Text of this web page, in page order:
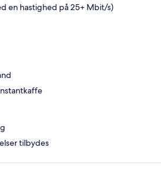
en hastighed på 25+ Mbit/s)
tilbydes